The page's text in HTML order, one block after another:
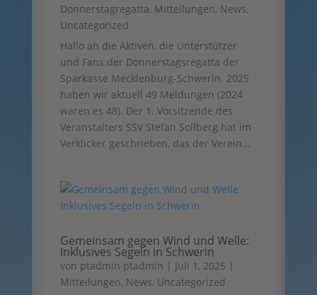
Donnerstagregatta, Mitteilungen, News,
Uncategorized
Hallo an die Aktiven, die Unterstützer
und Fans der Donnerstagsregatta der
Sparkasse Mecklenburg-Schwerin. 2025
haben wir aktuell 49 Meldungen (2024
waren es 48). Der 1. Vorsitzende des
Veranstalters SSV Stefan Sollberg hat im
Verklicker geschrieben, das der Verein...
Gemeinsam gegen Wind und Welle:
Inklusives Segeln in Schwerin
von ptadmin ptadmin | Juli 1, 2025 |
Mitteilungen, News, Uncategorized